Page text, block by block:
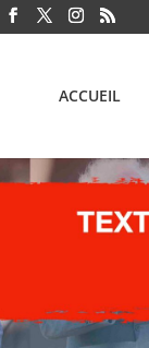
ACCUEIL